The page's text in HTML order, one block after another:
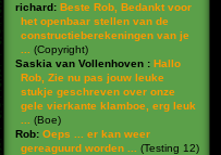
richard: Beste Rob, Bedankt voor
het openbaar stellen van de
constructieberekeningen van je
(Copyright)
Saskia van Vollenhoven : Hallo
Rob, Zie nu pas jouw leuke
stukje geschreven over onze
gele vierkante klamboe, erg leuk
(Boe)
Rob: Oeps ... er kan weer
gereaguurd worden ...
(Testing 12)